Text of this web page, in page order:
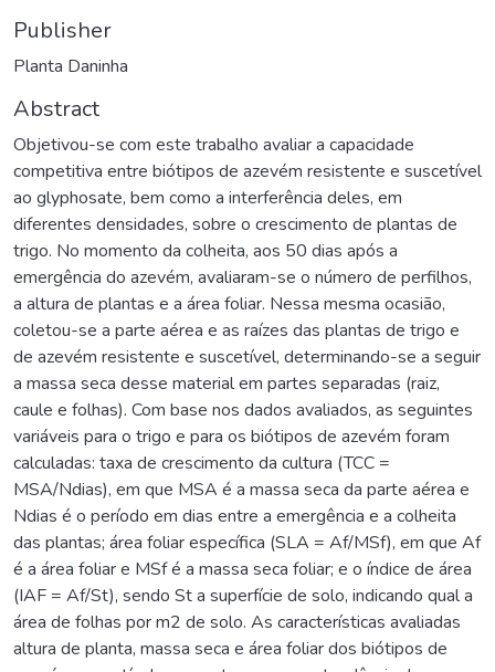
Publisher
Planta Daninha
Abstract
Objetivou-se com este trabalho avaliar a capacidade
competitiva entre biótipos de azevém resistente e suscetível
ao glyphosate, bem como a interferência deles, em
diferentes densidades, sobre o crescimento de plantas de
trigo. No momento da colheita, aos 50 dias após a
emergência do azevém, avaliaram-se o número de perfilhos,
a altura de plantas e a área foliar. Nessa mesma ocasião,
coletou-se a parte aérea e as raízes das plantas de trigo e
de azevém resistente e suscetível, determinando-se a seguir
a massa seca desse material em partes separadas (raiz,
caule e folhas). Com base nos dados avaliados, as seguintes
variáveis para o trigo e para os biótipos de azevém foram
calculadas: taxa de crescimento da cultura (TCC =
MSA/Ndias), em que MSA é a massa seca da parte aérea e
Ndias é o período em dias entre a emergência e a colheita
das plantas; área foliar específica (SLA = Af/MSf), em que Af
é a área foliar e MSf é a massa seca foliar; e o índice de área
(IAF = Af/St), sendo St a superfície de solo, indicando qual a
área de folhas por m2 de solo. As características avaliadas
altura de planta, massa seca e área foliar dos biótipos de